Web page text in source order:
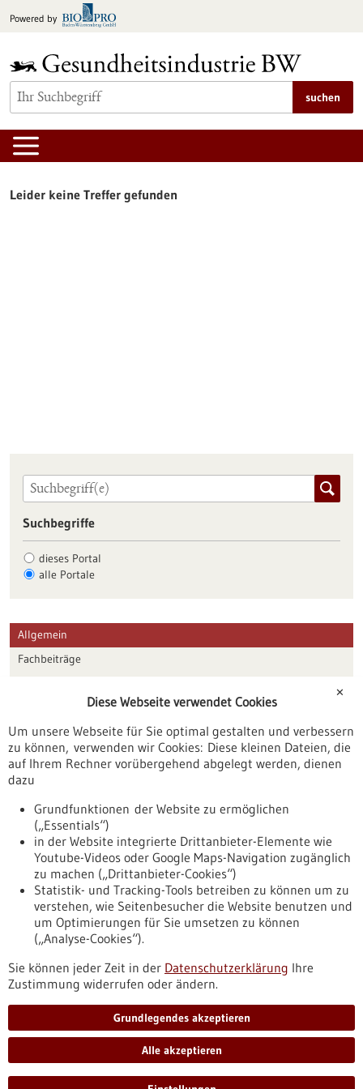
Inhalt
Powered by
suchen
Leider keine Treffer gefunden
Suchbegriffe
dieses Portal
alle Portale
Allgemein
Fachbeiträge
Veranstaltungen
Erscheinungsdatum
Nach oben
Informiert bleiben
Newsletter abonnieren
✕
Diese Webseite verwendet Cookies
Um unsere Webseite für Sie optimal gestalten und verbessern
zu können, verwenden wir Cookies: Diese kleinen Dateien, die
auf Ihrem Rechner vorübergehend abgelegt werden, dienen
dazu
Grundfunktionen der Website zu ermöglichen
(„Essentials“)
in der Website integrierte Drittanbieter-Elemente wie
Youtube-Videos oder Google Maps-Navigation zugänglich
zu machen („Drittanbieter-Cookies“)
Statistik- und Tracking-Tools betreiben zu können um zu
verstehen, wie Seitenbesucher die Website benutzen und
um Optimierungen für Sie umsetzen zu können
(„Analyse-Cookies“).
Sie können jeder Zeit in der Datenschutzerklärung Ihre
Zustimmung widerrufen oder ändern.
Grundlegendes akzeptieren
Alle akzeptieren